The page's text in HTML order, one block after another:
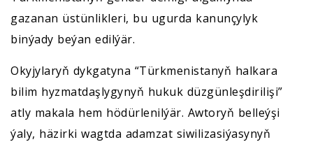
gazanan üstünlikleri, bu ugurda kanunçylyk
binýady beýan edilýär.
Okyjylaryň dykgatyna “Türkmenistanyň halkara
bilim hyzmatdaşlygynyň hukuk düzgünleşdirilişi”
atly makala hem hödürlenilýär. Awtoryň belleýşi
ýaly, häzirki wagtda adamzat siwilizasiýasynyň